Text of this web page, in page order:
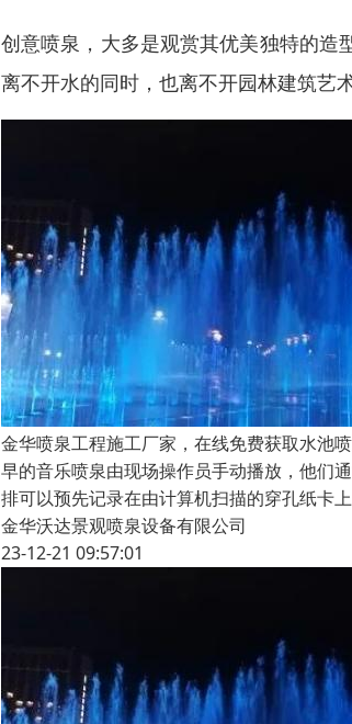
创意喷泉，大多是观赏其优美独特的造
离不开水的同时，也离不开园林建筑艺
金华喷泉工程施工厂家，在线免费获取水池
早的音乐喷泉由现场操作员手动播放，他们
排可以预先记录在由计算机扫描的穿孔纸卡
金华沃达景观喷泉设备有限公司
23-12-21 09:57:01